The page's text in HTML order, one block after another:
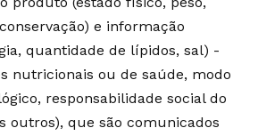
e informação
quantidade de lípidos, sal) -
nutricionais ou de saúde, modo
responsabilidade social do
outros), que são comunicados